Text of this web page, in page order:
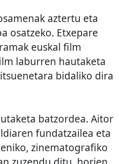
aztertu eta
osatzeko. Etxepare
euskal film
laburren hautaketa
bidaliko dira
batzordea. Aitor
fundatzailea eta
zinematografiko